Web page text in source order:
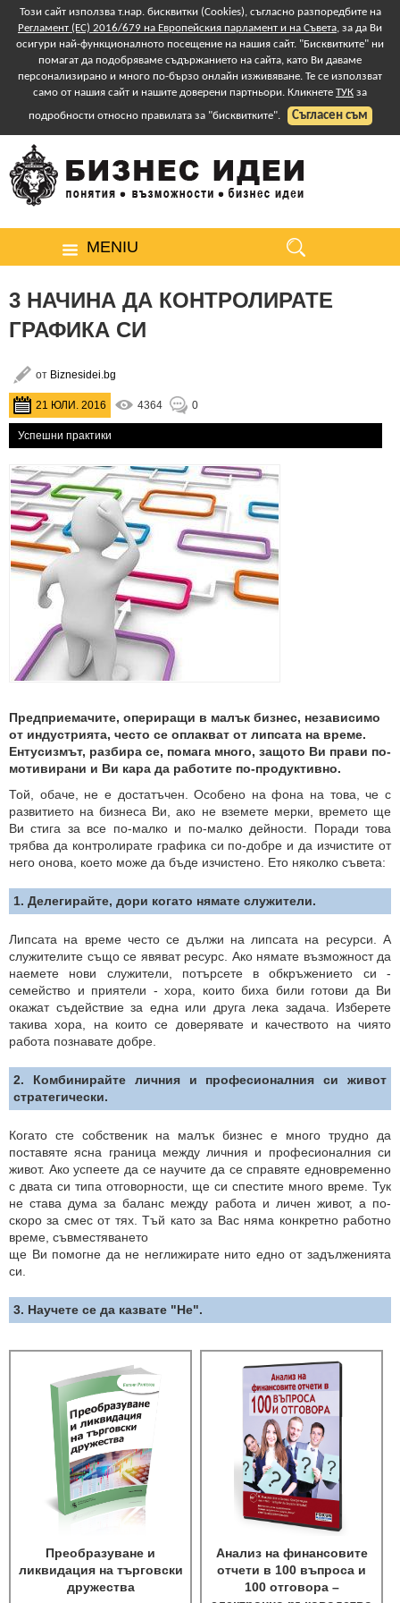
Този сайт използва т.нар. бисквитки (Cookies), съгласно разпоредбите на
Регламент (ЕС) 2016/679 на Европейския парламент и на Съвета, за да Ви
осигури най-функционалното посещение на нашия сайт. "Бисквитките" ни
помагат да подобряваме съдържанието на сайта, като Ви даваме
персонализирано и много по-бързо онлайн изживяване. Те се използват
само от нашия сайт и нашите доверени партньори. Кликнете ТУК за
подробности относно правилата за "бисквитките".
Съгласен съм
MENIU
3 НАЧИНА ДА КОНТРОЛИРАТЕ
ГРАФИКА СИ
от Biznesidei.bg
4364 0
21 ЮЛИ. 2016
Успешни практики
Предприемачите, опериращи в малък бизнес, независимо
от индустрията, често се оплакват от липсата на време.
Ентусизмът, разбира се, помага много, защото Ви прави по-
мотивирани и Ви кара да работите по-продуктивно.
Той, обаче, не е достатъчен. Особено на фона на това, че с
развитието на бизнеса Ви, ако не вземете мерки, времето ще
Ви стига за все по-малко и по-малко дейности. Поради това
трябва да контролирате графика си по-добре и да изчистите от
него онова, което може да бъде изчистено. Ето няколко съвета:
1. Делегирайте, дори когато нямате служители.
Липсата на време често се дължи на липсата на ресурси. А
служителите също се явяват ресурс. Ако нямате възможност да
наемете нови служители, потърсете в обкръжението си -
семейство и приятели - хора, които биха били готови да Ви
окажат съдействие за една или друга лека задача. Изберете
такива хора, на които се доверявате и качеството на чиято
работа познавате добре.
2. Комбинирайте личния и професионалния си живот
стратегически.
Когато сте собственик на малък бизнес е много трудно да
поставяте ясна граница между личния и професионалния си
живот. Ако успеете да се научите да се справяте едновременно
с двата си типа отговорности, ще си спестите много време. Тук
не става дума за баланс между работа и личен живот, а по-
скоро за смес от тях. Тъй като за Вас няма конкретно работно
време, съвместяването
ще Ви помогне да не неглижирате нито едно от задълженията
си.
3. Научете се да казвате "Не".
Преобразуване и
ликвидация на търговски
дружества
Анализ на финансовите
отчети в 100 въпроса и
100 отговора –